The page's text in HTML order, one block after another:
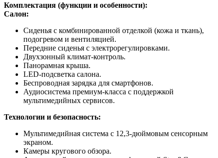
Комплектация (функции и особенности):
Салон:
Сиденья с комбинированной отделкой (кожа и ткань),
подогревом и вентиляцией.
Передние сиденья с электрорегулировками.
Двухзонный климат-контроль.
Панорамная крыша.
LED-подсветка салона.
Беспроводная зарядка для смартфонов.
Аудиосистема премиум-класса с поддержкой
мультимедийных сервисов.
Технологии и безопасность:
Мультимедийная система с 12,3-дюймовым сенсорным
экраном.
Камеры кругового обзора.